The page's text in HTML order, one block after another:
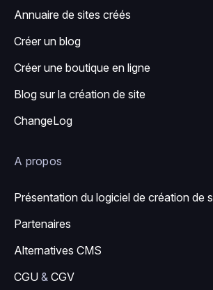
Annuaire de sites créés
Créer un blog
Créer une boutique en ligne
Blog sur la création de site
ChangeLog
A propos
Présentation du logiciel de création de
Partenaires
Alternatives CMS
CGU & CGV